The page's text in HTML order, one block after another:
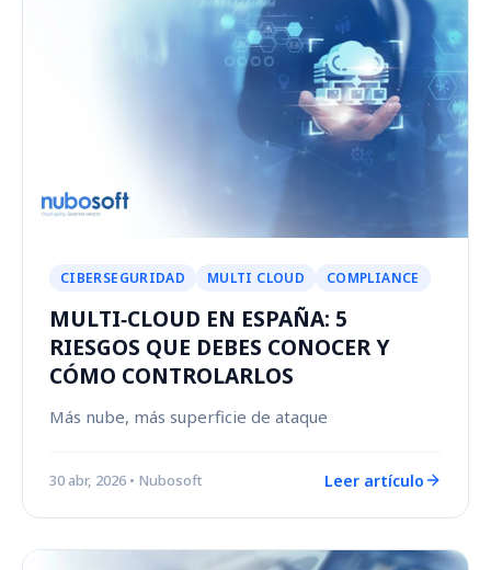
CIBERSEGURIDAD MULTI CLOUD COMPLIANCE
MULTI‑CLOUD EN ESPAÑA: 5
RIESGOS QUE DEBES CONOCER Y
CÓMO CONTROLARLOS
Más nube, más superficie de ataque
30 abr, 2026 • Nubosoft Leer artículo